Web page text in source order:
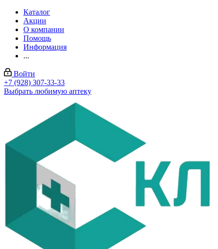
Каталог
Акции
О компании
Помощь
Информация
...
Войти
+7 (928) 307-33-33
Выбрать любимую аптеку